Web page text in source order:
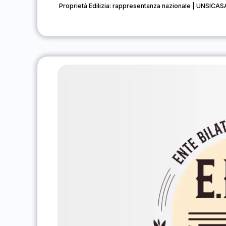
Proprietà Edilizia: rappresentanza nazionale |